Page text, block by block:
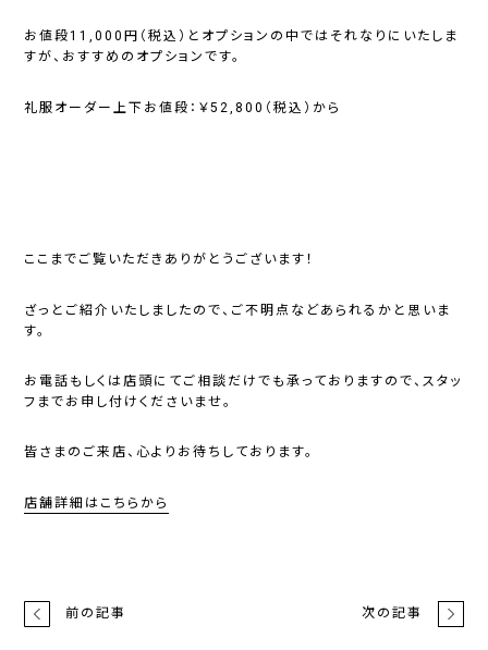
お値段11,000円（税込）とオプションの中ではそれなりにいたしま
すが、おすすめのオプションです。
礼服オーダー上下お値段：￥52,800（税込）から
ここまでご覧いただきありがとうございます！
ざっとご紹介いたしましたので、ご不明点などあられるかと思いま
す。
お電話もしくは店頭にてご相談だけでも承っておりますので、スタッ
フまでお申し付けくださいませ。
皆さまのご来店、心よりお待ちしております。
店舗詳細はこちらから
前の記事 次の記事